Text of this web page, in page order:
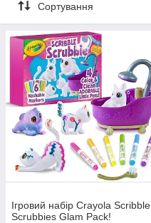
Сортування
Ігровий набір Crayola Scribble
Scrubbies Glam Pack!